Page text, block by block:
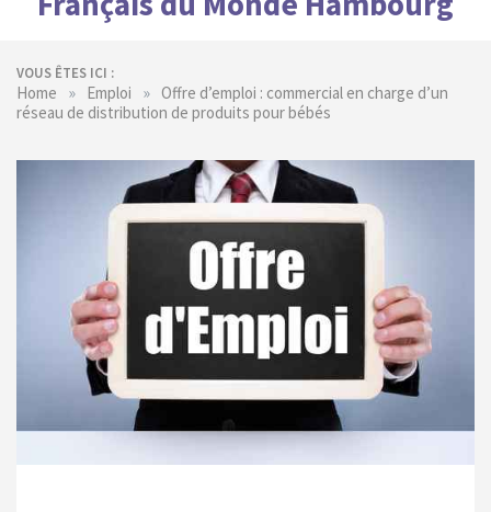
VOUS ÊTES ICI :
Home » Emploi » Offre d’emploi : commercial en charge d’un
réseau de distribution de produits pour bébés